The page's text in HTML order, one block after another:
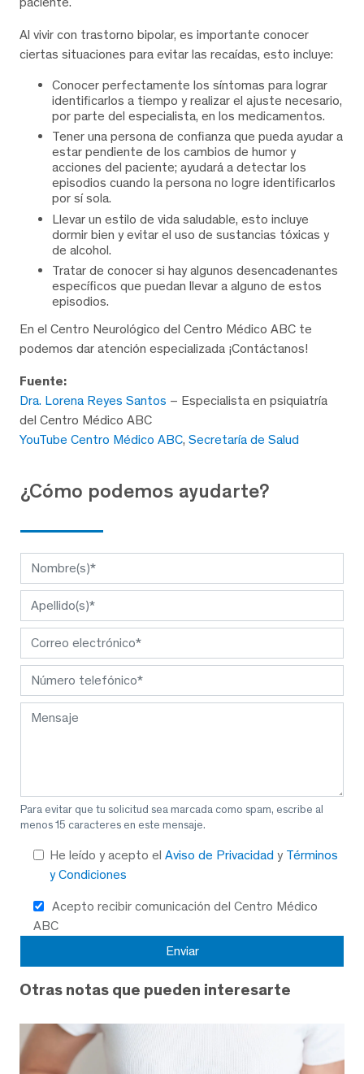
Al vivir con trastorno bipolar, es importante conocer
ciertas situaciones para evitar las recaídas, esto incluye:
Conocer perfectamente los síntomas para lograr
identificarlos a tiempo y realizar el ajuste necesario,
por parte del especialista, en los medicamentos.
Tener una persona de confianza que pueda ayudar a
estar pendiente de los cambios de humor y
acciones del paciente; ayudará a detectar los
episodios cuando la persona no logre identificarlos
por sí sola.
Llevar un estilo de vida saludable, esto incluye
dormir bien y evitar el uso de sustancias tóxicas y
de alcohol.
Tratar de conocer si hay algunos desencadenantes
específicos que puedan llevar a alguno de estos
episodios.
En el Centro Neurológico del Centro Médico ABC te
podemos dar atención especializada ¡Contáctanos!
Fuente:
Dra. Lorena Reyes Santos – Especialista en psiquiatría
del Centro Médico ABC
YouTube Centro Médico ABC, Secretaría de Salud
¿Cómo podemos ayudarte?
Para evitar que tu solicitud sea marcada como spam, escribe al
menos 15 caracteres en este mensaje.
He leído y acepto el Aviso de Privacidad y Términos
y Condiciones
Acepto recibir comunicación del Centro Médico
ABC
Otras notas que pueden interesarte